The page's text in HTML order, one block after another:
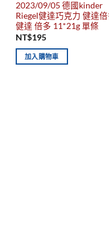
2023/09/05 德國kinder
Riegel健達巧克力 健達倍
健達 倍多 11*21g 單條
NT$195
加入購物車